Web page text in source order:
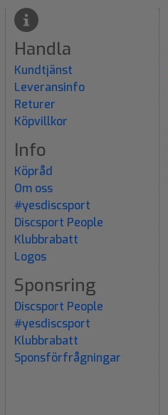
Handla
Kundtjänst
Leveransinfo
Returer
Köpvillkor
Info
Köpråd
Om oss
#yesdiscsport
Discsport People
Klubbrabatt
Logos
Sponsring
Discsport People
#yesdiscsport
Klubbrabatt
Sponsförfrågningar